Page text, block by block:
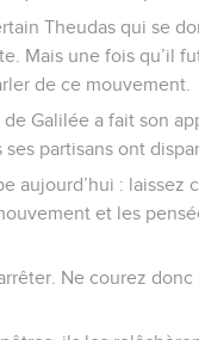
Theudas qui se
Mais une fois qu’il
de ce mouvement.
Galilée a fait son
partisans ont
aujourd’hui : laissez
et les
Ne courez